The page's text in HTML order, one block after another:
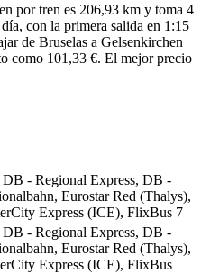
por tren es 206,93 km y toma 4
con la primera salida en 1:15
de Bruselas a Gelsenkirchen
como 101,33 €. El mejor precio
- Regional Express, DB -
Eurostar Red (Thalys),
Express (ICE), FlixBus 7
- Regional Express, DB -
Eurostar Red (Thalys),
Express (ICE), FlixBus